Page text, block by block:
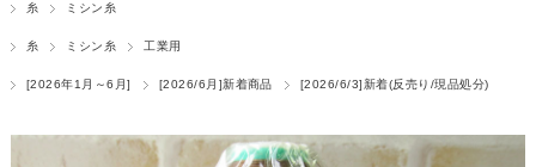
糸 ミシン糸
糸 ミシン糸 工業用
[2026年1月～6月] [2026/6月]新着商品 [2026/6/3]新着(反売り/現品処分)